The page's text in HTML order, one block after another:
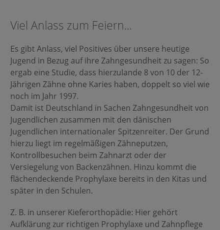
Viel Anlass zum Feiern...
Es gibt Anlass, viel Positives über unsere heutige
Jugend in Bezug auf ihre Zahngesundheit zu sagen: So
ergab eine Studie, dass hierzulande 8 von 10 der 12-
Jährigen Zähne ohne Karies haben, doppelt so viel wie
noch im Jahr 1997.
Damit ist Deutschland in Sachen Zahngesundheit von
Jugendlichen zusammen mit den dänischen
Jugendlichen internationaler Spitzenreiter. Der Grund
hierzu liegt im regelmäßigen Zähneputzen,
Kontrollbesuchen beim Zahnarzt oder der
Versiegelung von Backenzähnen. Hinzu kommt die
flächendeckende Prophylaxe bereits in den Kitas und
später in den Schulen.
Z. B. in unserer Kieferorthopädie: Hier gehört
Aufklärung zur richtigen Prophylaxe und Zahnpflege